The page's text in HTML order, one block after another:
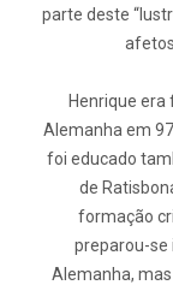
parte deste
Henrique era
Alemanha em
foi educado
de
formação
preparou-se
Alemanha,